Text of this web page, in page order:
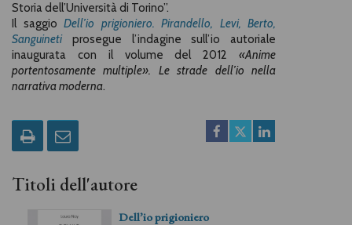
Storia dell’Università di Torino”.
Il saggio Dell’io prigioniero. Pirandello, Levi, Berto,
Sanguineti
prosegue l’indagine sull’io autoriale
inaugurata con il volume del 2012 «Anime
portentosamente multiple». Le strade dell’io nella
narrativa moderna.
Titoli dell'autore
Dell’io prigioniero